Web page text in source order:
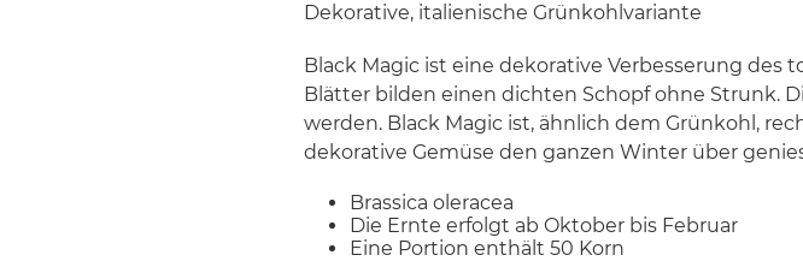
Dekorative, italienische Grünkohlvariante
Black Magic ist eine dekorative Verbesserung des
Blätter bilden einen dichten Schopf ohne Strunk.
werden. Black Magic ist, ähnlich dem Grünkohl,
dekorative Gemüse den ganzen Winter über
Brassica oleracea
Die Ernte erfolgt ab Oktober bis Februar
Eine Portion enthält 50 Korn